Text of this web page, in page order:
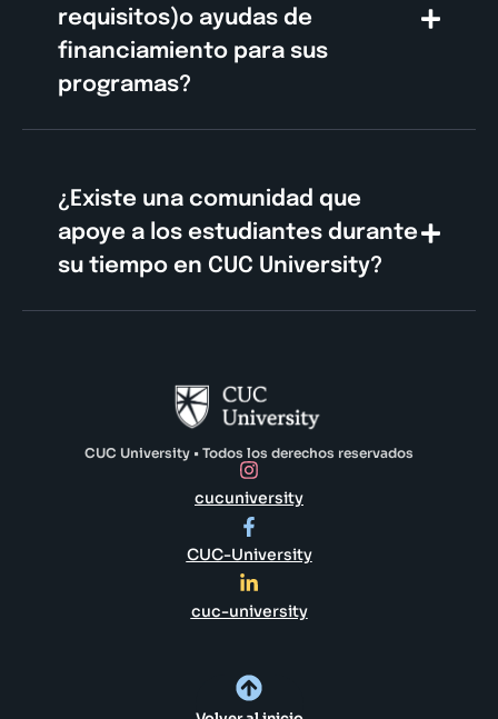
requisitos)o ayudas de
financiamiento para sus
programas?
¿Existe una comunidad que
apoye a los estudiantes durante
su tiempo en CUC University?
CUC University • Todos los derechos reservados
cucuniversity
CUC-University
cuc-university